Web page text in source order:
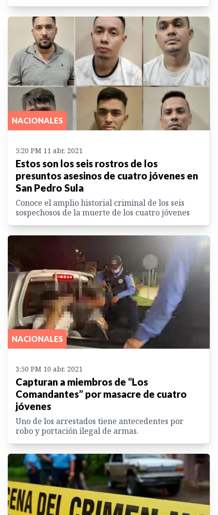
NACIONALES
5:20 PM 11 abr. 2021
Estos son los seis rostros de los
presuntos asesinos de cuatro jóvenes en
San Pedro Sula
Conoce el amplio historial criminal de los seis
sospechosos de la muerte de los cuatro jóvenes
NACIONALES
3:50 PM 10 abr. 2021
Capturan a miembros de “Los
Comandantes” por masacre de cuatro
jóvenes
Uno de los arrestados tiene antecedentes por
robo y portación ilegal de armas.